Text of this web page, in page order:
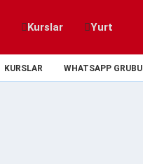
Kurslar Yurt
KURSLAR WHATSAPP GRUBU